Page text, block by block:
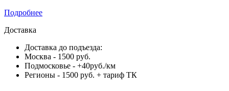
Подробнее
Доставка
Доставка до подъезда:
Москва - 1500 руб.
Подмосковье - +40руб./км
Регионы - 1500 руб. + тариф ТК